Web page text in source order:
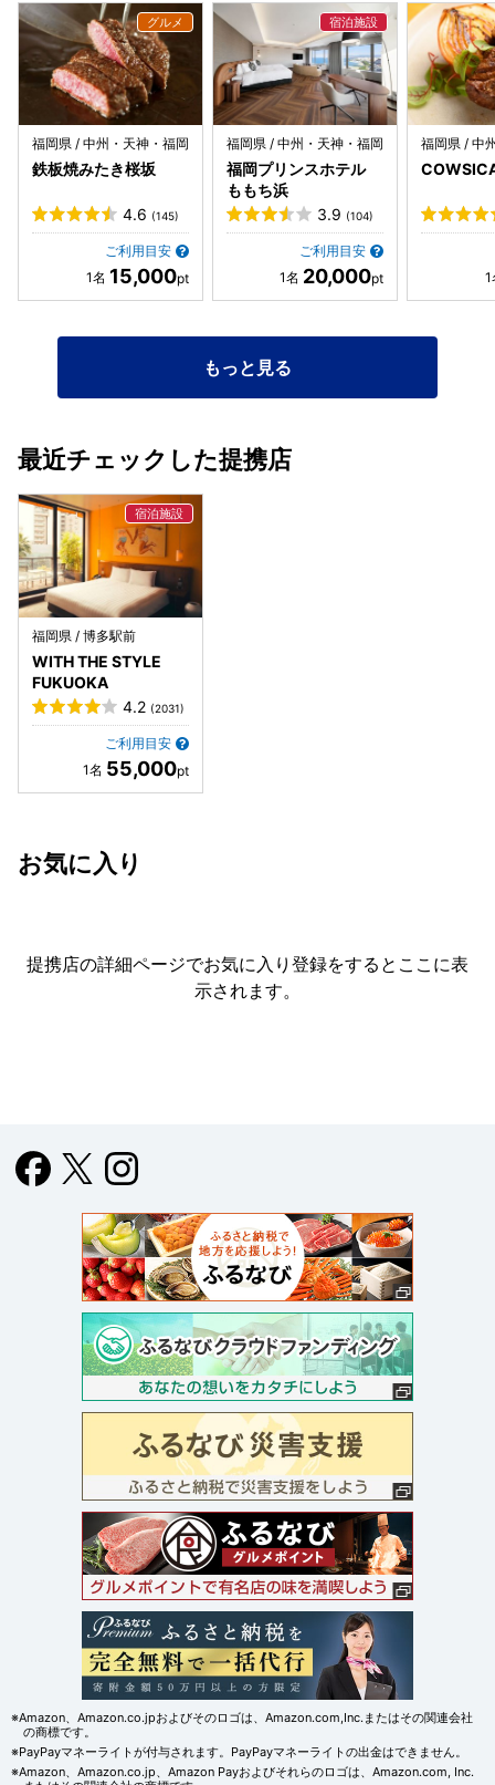
や引き出物袋の持ち込み制限、フラワーシャワーは生花不
可、式の支払いはクレジット不可などのルールもあるため、
事前確認が必要です。 全体的にはとても満足しており、この
式場を選んで良かったと感じています！
った」と言っていただけて、とても嬉しかったです。 妻のヘ
アメイクを担当してくださった方には、前撮りから当日まで
いつも楽しくコミュニケーションを取っていただき、夫婦と
もに安心してお任せすることができました。 また、お花をご
担当いただいた日比谷花壇さんのプランナーさんにも、理想
通りの可愛らしく温かい雰囲気のお花を用意していただき、
「イメージ以上に素敵な形にしていただけた」と感じていま
す。 BGMの打ち合わせも楽しく、相談しやすい雰囲気で進
めていただきましたし、司会の方もベテランで安心感があり
ました。打ち合わせの段階から親身に寄り添っていただけた
のが印象的です。 一方で、ドレス選びはとても丁寧に対応し
ていただけた反面、タキシード選びは限られた時間の中での
ご案内だったため、もう少しゆっくり相談できるとさらに嬉
が、当日の進行はもう少しゆとりを持たせても良かったかな
と思っています。場面転換が次々と進み、せっかく可愛く作
っていただいたケーキも登場が端折られてしまい、ゆっくり
臭さは正直気になってしまいましたが、朝食も大変美味し
正直、費用は高めではあると思います。ですが、それ以上に
得られる満足感があり、総じて「ここで結婚式をして本当に
良かった」と感じています。 プランナーさんをはじめ、衣
装、お花、ヘアメイク、ペーパーアイテム、BGMなど、多く
のスタッフの皆さまのおかげで幸せな1日を過ごすことがで
きました。 WITH THE STYLE FUKUOKAさんとのご縁があ
ったことを本当に嬉しく思っています。 素敵な時間をありが
とうございました。
福岡県 / 中州・天神・福岡
鉄板焼みたき桜坂
4.6 (145)
ご利用目安
15,000
福岡県 / 中州・天神・福岡
福岡プリンスホテル
ももち浜
3.9 (104)
ご利用目安
20,000
福岡県 / 中
もっと見る
最近チェックした提携店
福岡県 / 博多駅前
WITH THE STYLE
FUKUOKA
4.2 (2031)
ご利用目安
55,000
お気に入り
提携店の詳細ページでお気に入り登録をすると ここに表
示されます。
※Amazon、Amazon.co.jpおよびそのロゴは、Amazon.com,Inc.またはその関連会社
の商標です。
※PayPayマネーライトが付与されます。PayPayマネーライトの出金はできません。
※Amazon、Amazon.co.jp、Amazon Payおよびそれらのロゴは、Amazon.com, Inc.